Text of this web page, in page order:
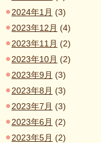
2024年1月 (3)
2023年12月 (4)
2023年11月 (2)
2023年10月 (2)
2023年9月 (3)
2023年8月 (3)
2023年7月 (3)
2023年6月 (2)
2023年5月 (2)